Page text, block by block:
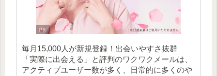
毎月15,000人が新規登録！出会いやすさ抜群
「実際に出会える」と評判のワクワクメールは、
アクティブユーザー数が多く、日常的に多くのや